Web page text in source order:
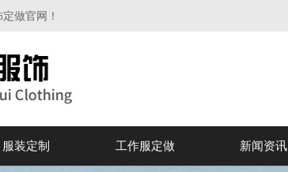
做官网！
服装定制 工作服定做 新闻资讯